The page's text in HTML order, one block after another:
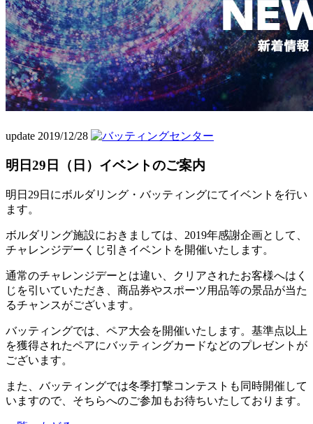
update 2019/12/28
明日29日（日）イベントのご案内
明日29日にボルダリング・バッティングにてイベントを行い
ます。
ボルダリング施設におきましては、2019年感謝企画として、
チャレンジデーくじ引きイベントを開催いたします。
通常のチャレンジデーとは違い、クリアされたお客様へはく
じを引いていただき、商品券やスポーツ用品等の景品が当た
るチャンスがございます。
バッティングでは、ペア大会を開催いたします。基準点以上
を獲得されたペアにバッティングカードなどのプレゼントが
ございます。
また、バッティングでは冬季打撃コンテストも同時開催して
いますので、そちらへのご参加もお待ちいたしております。